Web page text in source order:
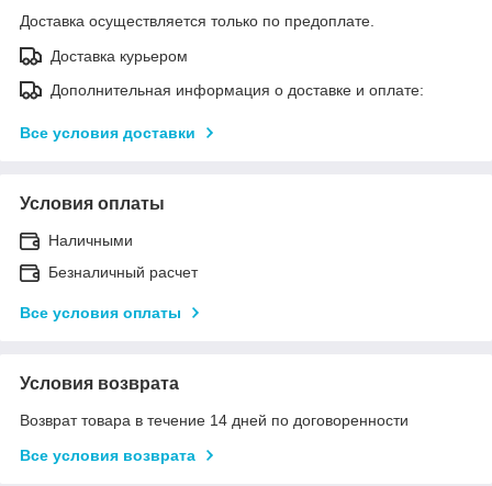
Доставка осуществляется только по предоплате.
Доставка курьером
Дополнительная информация о доставке и оплате:
Все условия доставки
Условия оплаты
Наличными
Безналичный расчет
Все условия оплаты
Условия возврата
Возврат товара в течение 14 дней по договоренности
Все условия возврата